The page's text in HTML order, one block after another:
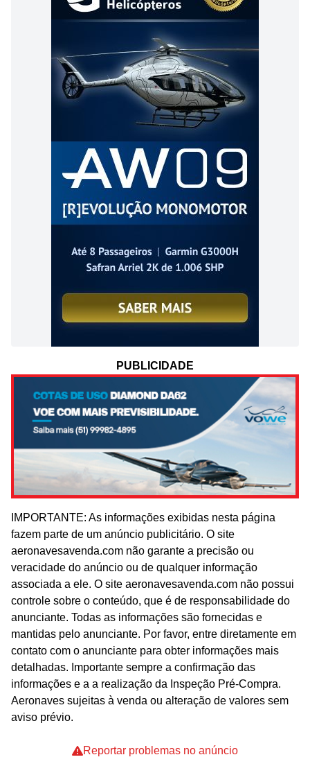
PUBLICIDADE
IMPORTANTE: As informações exibidas nesta página
fazem parte de um anúncio publicitário. O site
aeronavesavenda.com não garante a precisão ou
veracidade do anúncio ou de qualquer informação
associada a ele. O site aeronavesavenda.com não possui
controle sobre o conteúdo, que é de responsabilidade do
anunciante. Todas as informações são fornecidas e
mantidas pelo anunciante. Por favor, entre diretamente em
contato com o anunciante para obter informações mais
detalhadas. Importante sempre a confirmação das
informações e a a realização da Inspeção Pré-Compra.
Aeronaves sujeitas à venda ou alteração de valores sem
aviso prévio.
Reportar problemas no anúncio